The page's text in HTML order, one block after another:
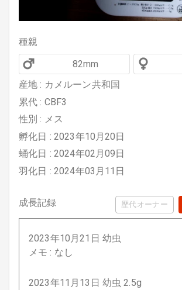
種親
82mm
産地 : カメルーン共和国
累代 : CBF3
性別 : メス
孵化日 : 2023年10月20日
蛹化日 : 2024年02月09日
羽化日 : 2024年03月11日
成長記録 歴代オーナー
2023年10月21日 幼虫
メモ : なし
2023年11月13日 幼虫 2.5g